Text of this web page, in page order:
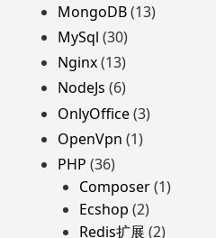
MongoDB(13)
MySql (30)
Nginx(13)
NodeJs (6)
OnlyOffice(3)
OpenVpn (1)
PHP (36)
Composer(1)
Ecshop (2)
Redis扩展 (2)